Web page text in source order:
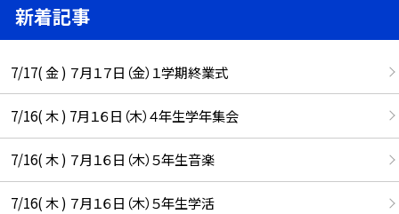
新着記事
7/17( 金 ) ７月１７日（金）１学期終業式
7/16( 木 ) 7月１６日（木）４年生学年集会
7/16( 木 ) ７月１６日（木）５年生音楽
7/16( 木 ) ７月１６日（木）５年生学活